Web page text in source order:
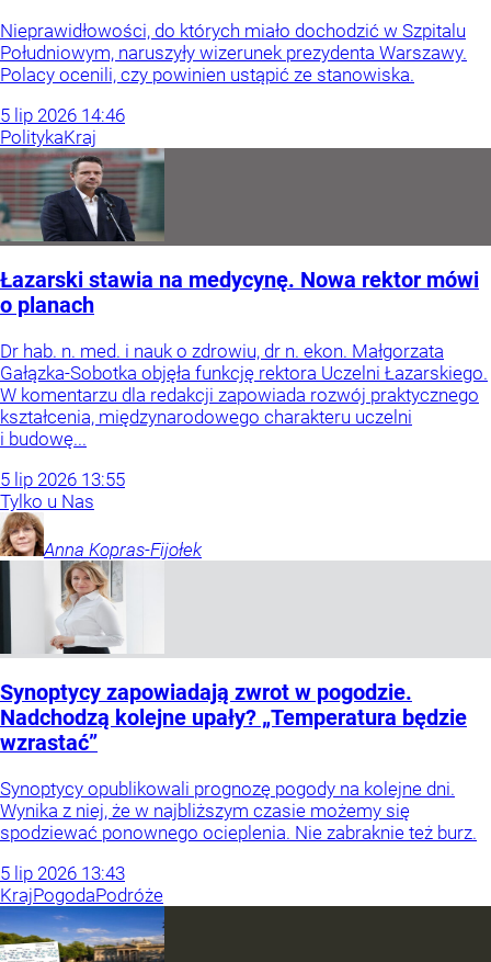
Nieprawidłowości, do których miało dochodzić w Szpitalu
Południowym, naruszyły wizerunek prezydenta Warszawy.
Polacy ocenili, czy powinien ustąpić ze stanowiska.
5 lip 2026 14:46
PolitykaKraj
Łazarski stawia na medycynę. Nowa rektor mówi
o planach
Dr hab. n. med. i nauk o zdrowiu, dr n. ekon. Małgorzata
Gałązka-Sobotka objęła funkcję rektora Uczelni Łazarskiego.
W komentarzu dla redakcji zapowiada rozwój praktycznego
kształcenia, międzynarodowego charakteru uczelni
i budowę...
5 lip 2026 13:55
Tylko u Nas
Anna Kopras-Fijołek
Synoptycy zapowiadają zwrot w pogodzie.
Nadchodzą kolejne upały? „Temperatura będzie
wzrastać”
Synoptycy opublikowali prognozę pogody na kolejne dni.
Wynika z niej, że w najbliższym czasie możemy się
spodziewać ponownego ocieplenia. Nie zabraknie też burz.
5 lip 2026 13:43
KrajPogodaPodróże